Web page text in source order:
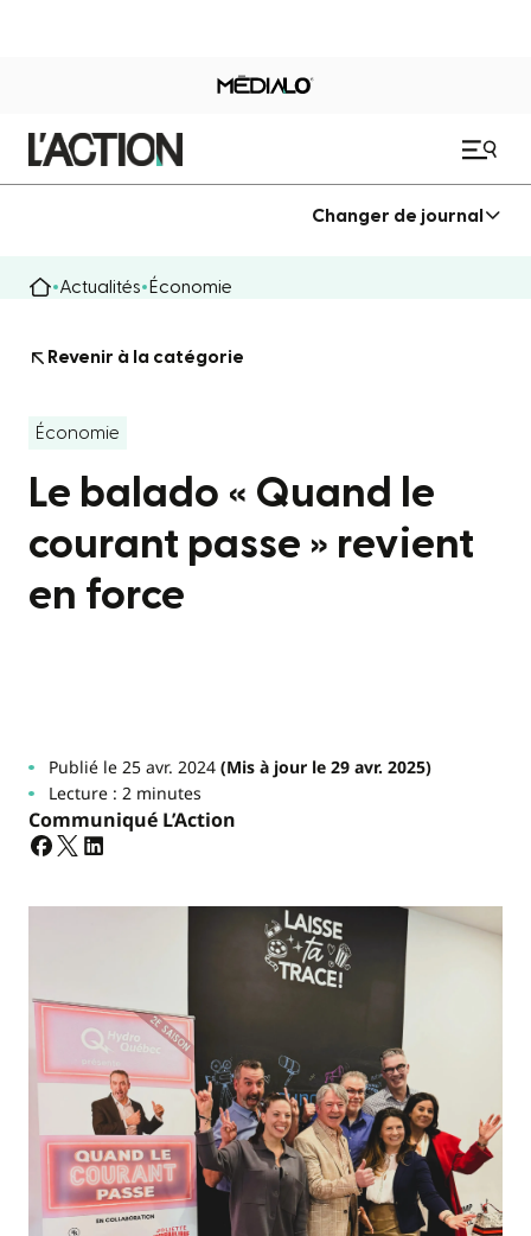
Changer de journal
Actualités Économie
Revenir à la catégorie
Économie
Le balado « Quand le
courant passe » revient
en force
Publié le 25 avr. 2024(Mis à jour le 29 avr. 2025)
Lecture : 2 minutes
Communiqué L’Action